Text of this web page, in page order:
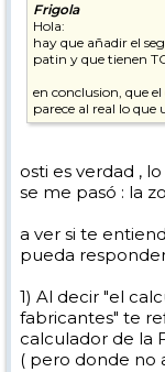
Frigola
Hola:
hay que añadir el
patin y que tienen
en conclusion, que
parece al real lo que
osti es verdad ,
se me pasó : la
a ver si te
pueda
1) Al decir "el
fabricantes" te
calculador de la
( pero donde no